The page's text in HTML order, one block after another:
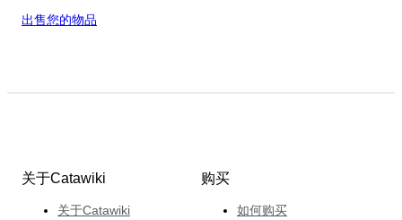
出售您的物品
关于Catawiki
关于Catawiki
购买
如何购买